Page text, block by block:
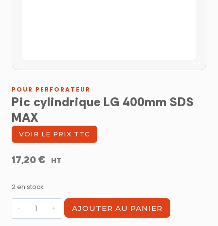
POUR PERFORATEUR
Pic cylindrique LG 400mm SDS
MAX
VOIR LE PRIX TTC
17,20€ HT
2 en stock
quantité
de
AJOUTER AU PANIER